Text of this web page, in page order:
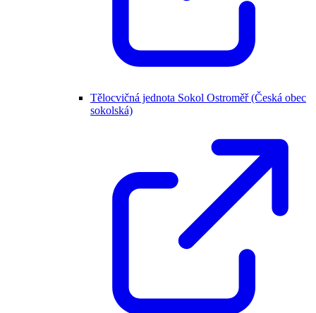
Tělocvičná jednota Sokol Ostroměř (Česká obec
sokolská)